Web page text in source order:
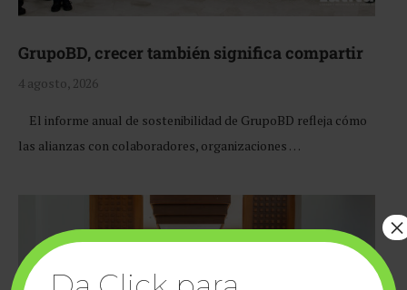
GrupoBD, crecer también significa compartir
4 agosto, 2026
El informe anual de sostenibilidad de GrupoBD refleja cómo
las alianzas con colaboradores, organizaciones …
×